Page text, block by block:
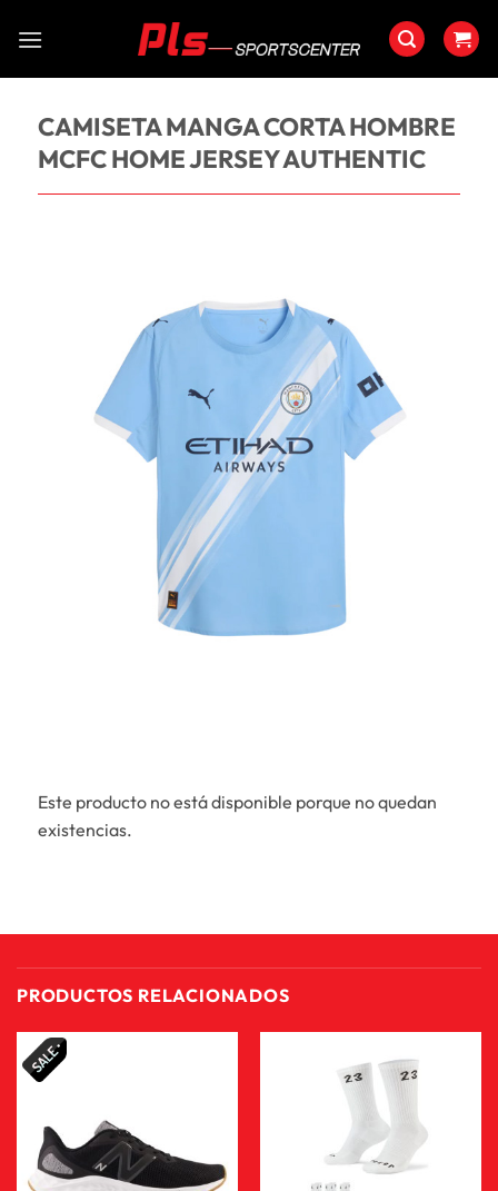
CAMISETA MANGA CORTA HOMBRE
MCFC HOME JERSEY AUTHENTIC
Este producto no está disponible porque no quedan
existencias.
PRODUCTOS RELACIONADOS